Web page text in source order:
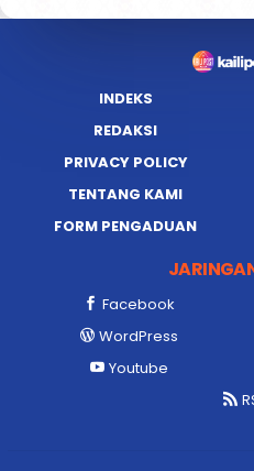
INDEKS
REDAKSI
PRIVACY POLICY
TENTANG KAMI
FORM PENGADUAN
Facebook
WordPress
Youtube